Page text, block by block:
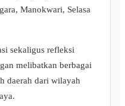
Manokwari, Selasa
sekaligus refleksi
melibatkan berbagai
daerah dari wilayah